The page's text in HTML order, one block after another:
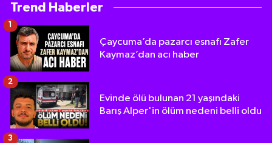
Trend Haberler
Çaycuma’da pazarcı esnafı Zafer
Kaymaz’dan acı haber
1
Evinde ölü bulunan 21 yaşındaki
Barış Alper'in ölüm nedeni belli oldu
2
3